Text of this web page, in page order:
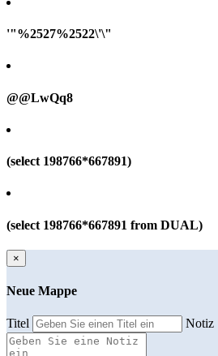
'"%2527%2522\'\"
@@LwQq8
(select 198766*667891)
(select 198766*667891 from DUAL)
×
Neue Mappe
Titel Notiz